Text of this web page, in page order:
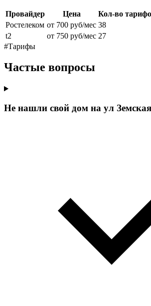
Провайдер Цена
Кол-во
Ростелеком от 700 руб/мес 38
t2
от 750 руб/мес 27
#Тарифы
Частые вопросы
Не нашли свой дом на ул